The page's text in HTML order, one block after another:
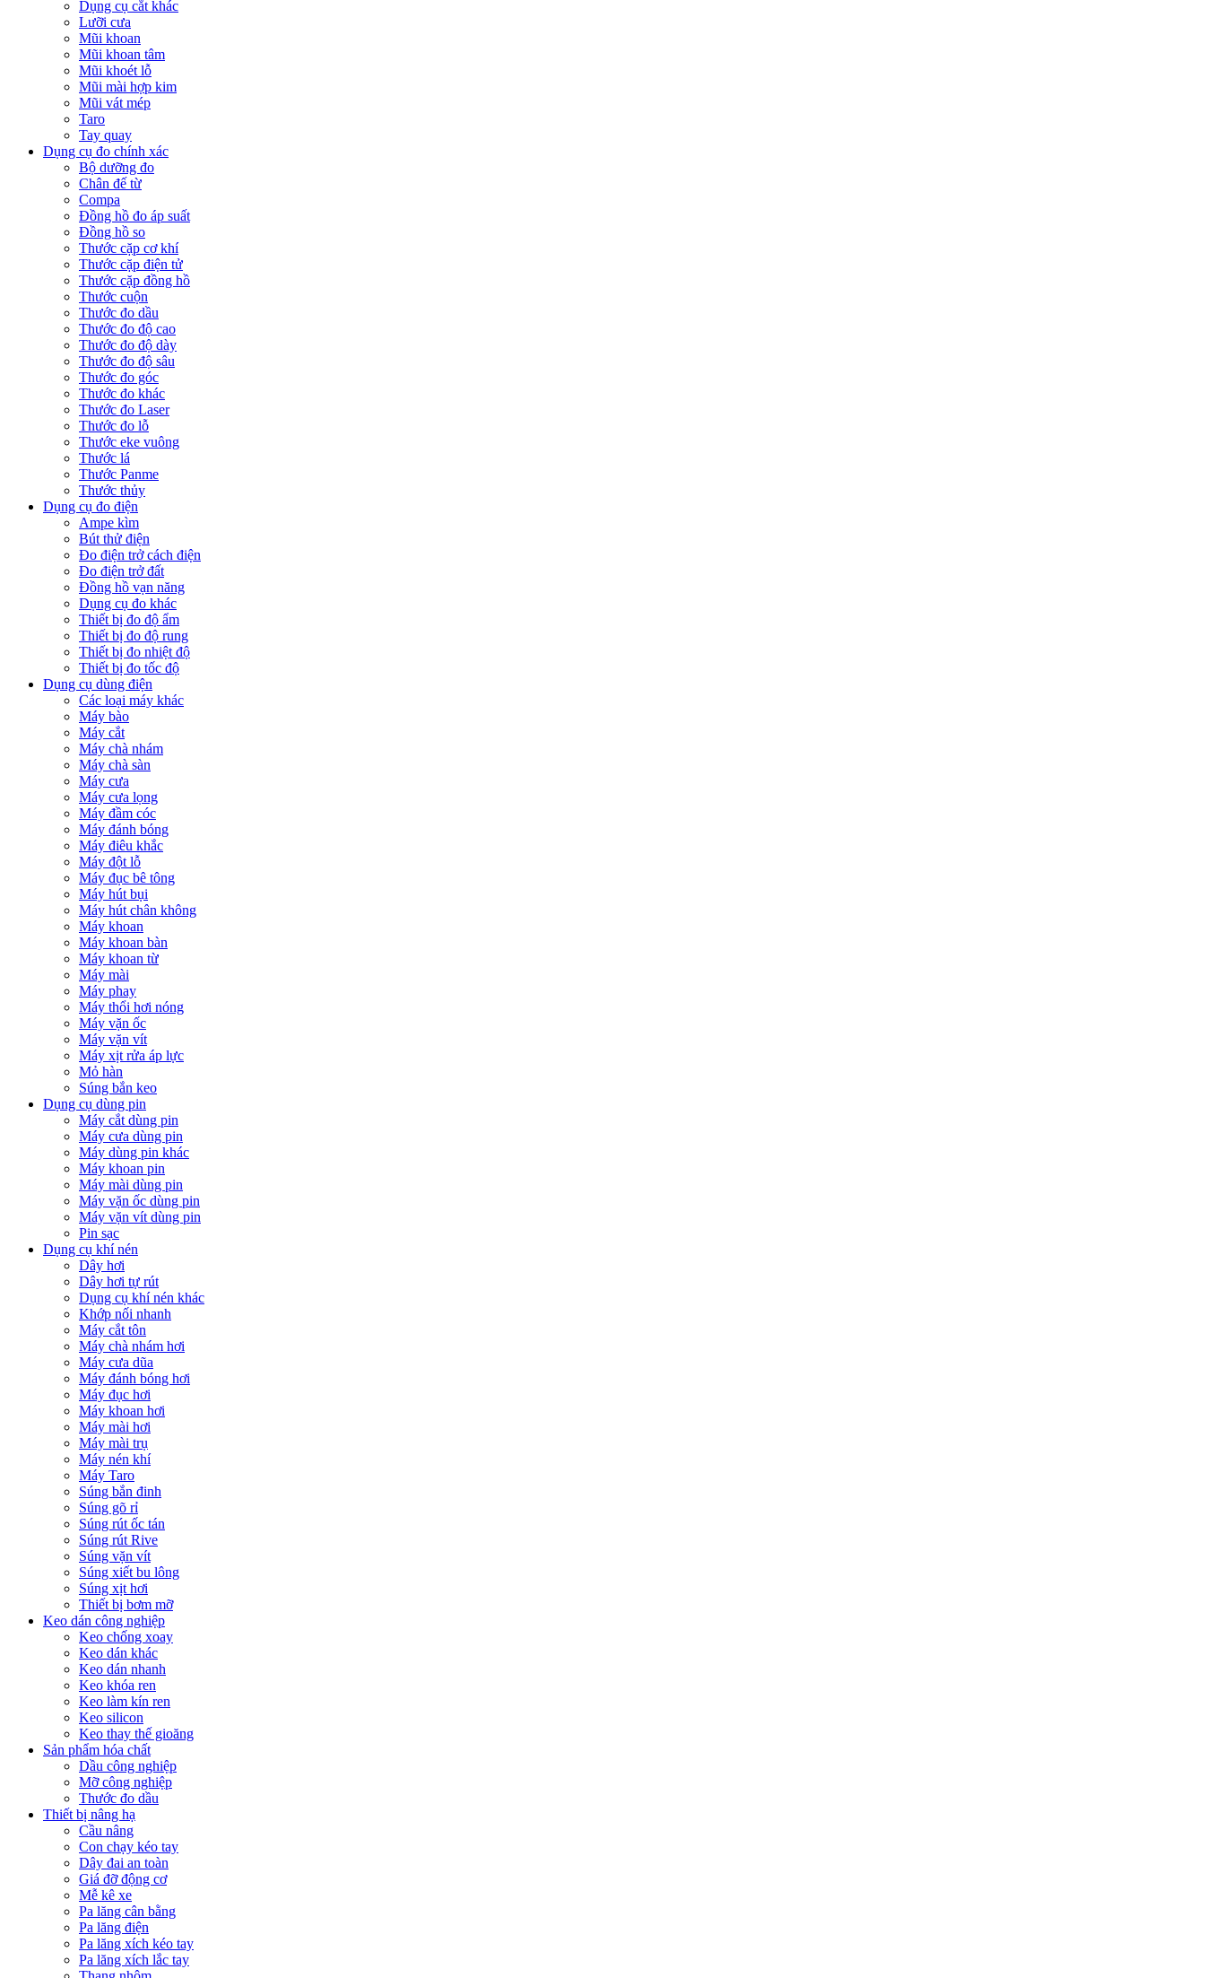
Dụng cụ cắt khác
Lưỡi cưa
Mũi khoan
Mũi khoan tâm
Mũi khoét lỗ
Mũi mài hợp kim
Mũi vát mép
Taro
Tay quay
Dụng cụ đo chính xác
Bộ dưỡng đo
Chân đế từ
Compa
Đồng hồ đo áp suất
Đồng hồ so
Thước cặp cơ khí
Thước cặp điện tử
Thước cặp đồng hồ
Thước cuộn
Thước đo dầu
Thước đo độ cao
Thước đo độ dày
Thước đo độ sâu
Thước đo góc
Thước đo khác
Thước đo Laser
Thước đo lỗ
Thước eke vuông
Thước lá
Thước Panme
Thước thủy
Dụng cụ đo điện
Ampe kìm
Bút thử điện
Đo điện trở cách điện
Đo điện trở đất
Đồng hồ vạn năng
Dụng cụ đo khác
Thiết bị đo độ ẩm
Thiết bị đo độ rung
Thiết bị đo nhiệt độ
Thiết bị đo tốc độ
Dụng cụ dùng điện
Các loại máy khác
Máy bào
Máy cắt
Máy chà nhám
Máy chà sàn
Máy cưa
Máy cưa lọng
Máy đầm cóc
Máy đánh bóng
Máy điêu khắc
Máy đột lỗ
Máy đục bê tông
Máy hút bụi
Máy hút chân không
Máy khoan
Máy khoan bàn
Máy khoan từ
Máy mài
Máy phay
Máy thổi hơi nóng
Máy vặn ốc
Máy vặn vít
Máy xịt rửa áp lực
Mỏ hàn
Súng bắn keo
Dụng cụ dùng pin
Máy cắt dùng pin
Máy cưa dùng pin
Máy dùng pin khác
Máy khoan pin
Máy mài dùng pin
Máy vặn ốc dùng pin
Máy vặn vít dùng pin
Pin sạc
Dụng cụ khí nén
Dây hơi
Dây hơi tự rút
Dụng cụ khí nén khác
Khớp nối nhanh
Máy cắt tôn
Máy chà nhám hơi
Máy cưa dũa
Máy đánh bóng hơi
Máy đục hơi
Máy khoan hơi
Máy mài hơi
Máy mài trụ
Máy nén khí
Máy Taro
Súng bắn đinh
Súng gõ rỉ
Súng rút ốc tán
Súng rút Rive
Súng vặn vít
Súng xiết bu lông
Súng xịt hơi
Thiết bị bơm mỡ
Keo dán công nghiệp
Keo chống xoay
Keo dán khác
Keo dán nhanh
Keo khóa ren
Keo làm kín ren
Keo silicon
Keo thay thế gioăng
Sản phẩm hóa chất
Dầu công nghiệp
Mỡ công nghiệp
Thước đo dầu
Thiết bị nâng hạ
Cầu nâng
Con chạy kéo tay
Dây đai an toàn
Giá đỡ động cơ
Mễ kê xe
Pa lăng cân bằng
Pa lăng điện
Pa lăng xích kéo tay
Pa lăng xích lắc tay